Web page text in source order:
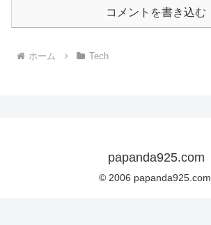
コメントを書き込む
ホーム Tech
papanda925.com
© 2006 papanda925.com.